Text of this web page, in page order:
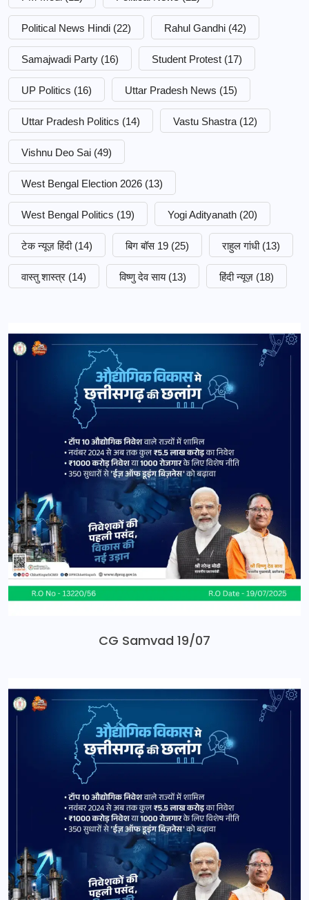
Political News Hindi (22) Rahul Gandhi (42)
Samajwadi Party (16) Student Protest (17)
UP Politics (16) Uttar Pradesh News (15)
Uttar Pradesh Politics (14) Vastu Shastra (12)
Vishnu Deo Sai (49)
West Bengal Election 2026 (13)
West Bengal Politics (19) Yogi Adityanath (20)
टेक न्यूज़ हिंदी (14) बिग बॉस 19 (25) राहुल गांधी (13)
वास्तु शास्त्र (14) विष्णु देव साय (13) हिंदी न्यूज़ (18)
CG Samvad 19/07